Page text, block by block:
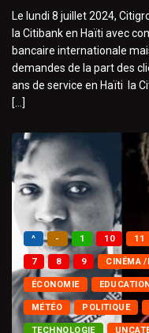
Le lundi 8 juillet 2024,
la Citibank en Haïti avec
bancaire internationale
demandes de la part des
ans de service en Haïti la
[…]
^ - 1 10 11
7 8 9 CINÉMA /
ÉCONOMIE
MÉTÉO POLITIQUE
TECHNOLOGIE